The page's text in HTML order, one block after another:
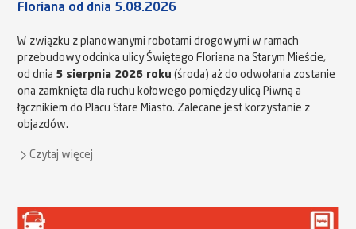
Floriana od dnia 5.08.2026
W związku z planowanymi robotami drogowymi w ramach
przebudowy odcinka ulicy Świętego Floriana na Starym Mieście,
od dnia 5 sierpnia 2026 roku (środa) aż do odwołania zostanie
ona zamknięta dla ruchu kołowego pomiędzy ulicą Piwną a
łącznikiem do Placu Stare Miasto. Zalecane jest korzystanie z
objazdów.
Czytaj więcej